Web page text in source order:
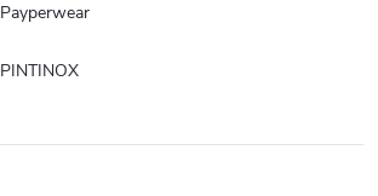
Payperwear
PINTINOX